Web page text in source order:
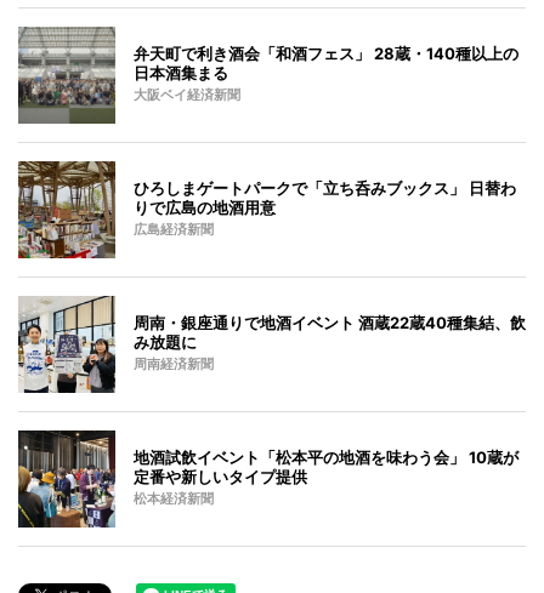
弁天町で利き酒会「和酒フェス」 28蔵・140種以上の
日本酒集まる
大阪ベイ経済新聞
ひろしまゲートパークで「立ち呑みブックス」 日替わ
りで広島の地酒用意
広島経済新聞
周南・銀座通りで地酒イベント 酒蔵22蔵40種集結、飲
み放題に
周南経済新聞
地酒試飲イベント「松本平の地酒を味わう会」 10蔵が
定番や新しいタイプ提供
松本経済新聞